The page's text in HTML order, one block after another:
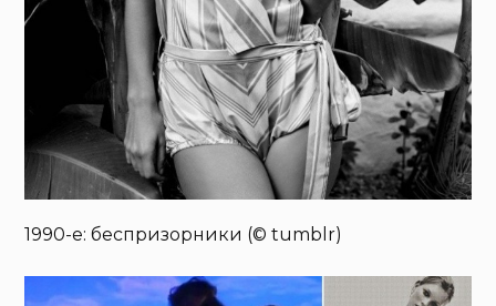
1990-е: беспризорники (© tumblr)